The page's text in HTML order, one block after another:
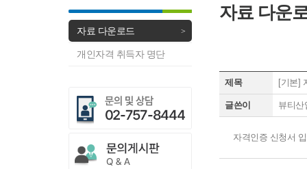
자료 다운로드
개인자격 취득자 명단
자료 다운
제목 [기본]
글쓴이 뷰티산
자격인증 신청서